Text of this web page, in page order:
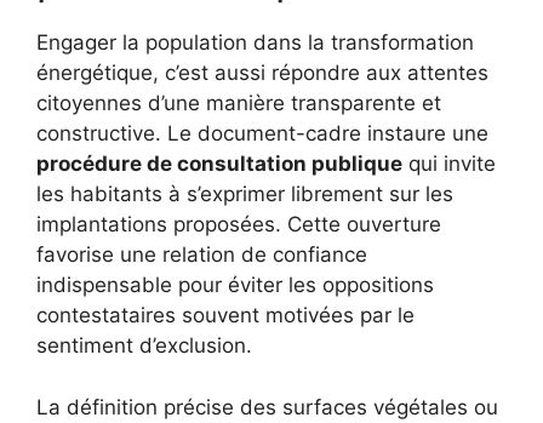
Engager la population dans la transformation
énergétique, c’est aussi répondre aux attentes
citoyennes d’une manière transparente et
constructive. Le document-cadre instaure une
procédure de consultation publique qui invite
les habitants à s’exprimer librement sur les
implantations proposées. Cette ouverture
favorise une relation de confiance
indispensable pour éviter les oppositions
contestataires souvent motivées par le
sentiment d’exclusion.
La définition précise des surfaces végétales ou